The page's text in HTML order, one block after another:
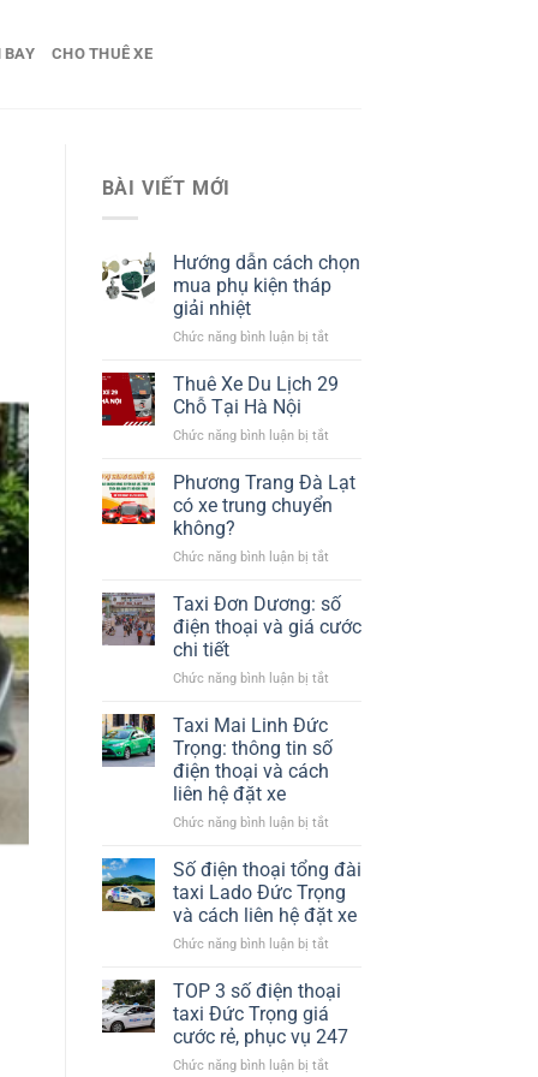
BAY CHO THUÊ XE
BÀI VIẾT MỚI
Hướng dẫn cách chọn
mua phụ kiện tháp
giải nhiệt​
Chức năng bình luận bị tắtở
dẫn
mua
kiện
tháp
Thuê Xe Du Lịch 29
Chỗ Tại Hà Nội
Chức năng bình luận bị tắtở
Xe
Du
Lịch
Chỗ
Hà
Nội
Phương Trang Đà Lạt
có xe trung chuyển
không?
Chức năng bình luận bị tắtở
Trang
Lạt
xe
không?
Taxi Đơn Dương: số
điện thoại và giá cước
chi tiết
Chức năng bình luận bị tắtở
Dương:
số
điện
và
cước
chi
tiết
Taxi Mai Linh Đức
Trọng: thông tin số
điện thoại và cách
liên hệ đặt xe
Chức năng bình luận bị tắtở
Mai
Linh
Đức
Trọng:
thông
số
điện
thoại
và
cách
Số điện thoại tổng đài
taxi Lado Đức Trọng
và cách liên hệ đặt xe
Chức năng bình luận bị tắtở
điện
thoại
tổng
đài
taxi
TOP 3 số điện thoại
taxi Đức Trọng giá
cước rẻ, phục vụ 247
Chức năng bình luận bị tắtở